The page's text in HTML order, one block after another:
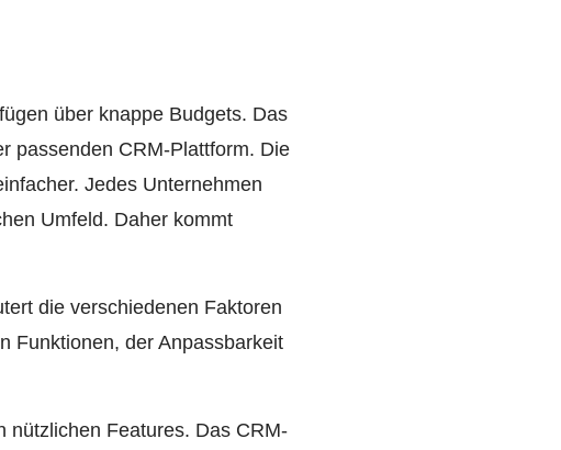
über knappe Budgets. Das
passenden CRM-Plattform. Die
Jedes Unternehmen
Umfeld. Daher kommt
die verschiedenen Faktoren
Funktionen, der Anpassbarkeit
nützlichen Features. Das CRM-